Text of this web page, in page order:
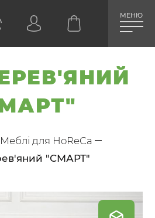
МЕНЮ
Меблі для HoReCa
"СМАРТ"